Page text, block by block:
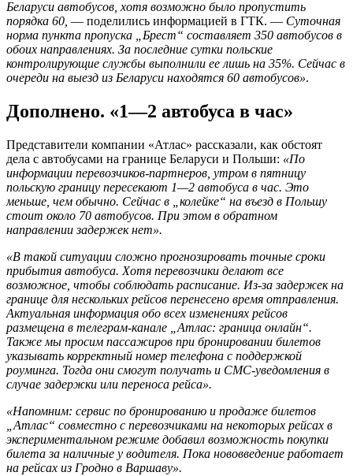
Беларуси автобусов, хотя возможно было пропустить
порядка 60, — поделились информацией в ГТК. — Суточная
норма пункта пропуска „Брест“ составляет 350 автобусов в
обоих направлениях. За последние сутки польские
контролирующие службы выполнили ее лишь на 35%. Сейчас в
очереди на выезд из Беларуси находятся 60 автобусов».
Дополнено. «1—2 автобуса в час»
Представители компании «Атлас» рассказали, как обстоят
дела с автобусами на границе Беларуси и Польши: «По
информации перевозчиков-партнеров, утром в пятницу
польскую границу пересекают 1—2 автобуса в час. Это
меньше, чем обычно. Сейчас в „колейке“ на въезд в Польшу
стоит около 70 автобусов. При этом в обратном
направлении задержек нет».
«В такой ситуации сложно прогнозировать точные сроки
прибытия автобуса. Хотя перевозчики делают все
возможное, чтобы соблюдать расписание. Из-за задержек на
границе для нескольких рейсов перенесено время отправления.
Актуальная информация обо всех изменениях рейсов
размещена в телеграм-канале „Атлас: граница онлайн“.
Также мы просим пассажиров при бронировании билетов
указывать корректный номер телефона с поддержкой
роуминга. Тогда они смогут получать и СМС-уведомления в
случае задержки или переноса рейса».
«Напомним: сервис по бронированию и продаже билетов
„Атлас“ совместно с перевозчиками на некоторых рейсах в
экспериментальном режиме добавил возможность покупки
билета за наличные у водителя. Пока нововведение работает
на рейсах из Гродно в Варшаву».